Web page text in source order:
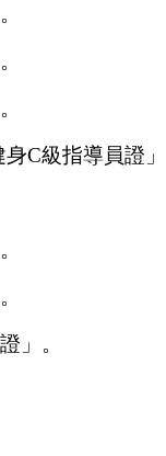
身C級指導員證
」。